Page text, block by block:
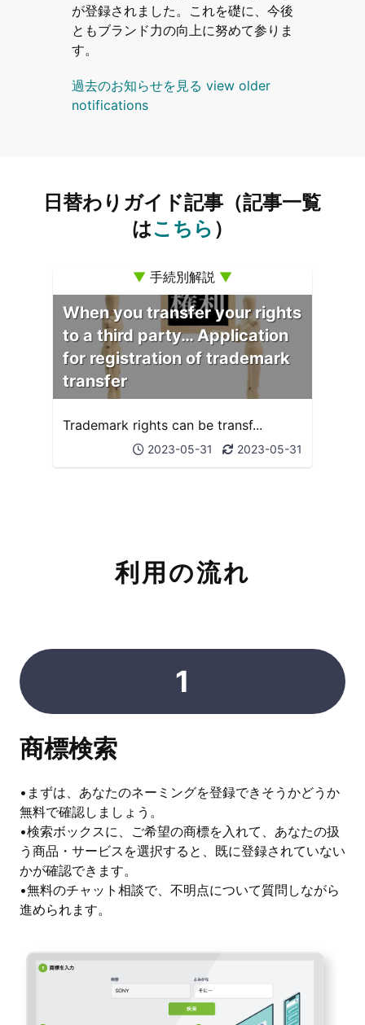
が登録されました。これを礎に、今後
ともブランド力の向上に努めて参りま
す。
過去のお知らせを見る view older
notifications
日替わりガイド記事（記事一覧
はこちら ）
▼ 手続別解説 ▼
When you transfer your rights
to a third party… Application
for registration of trademark
transfer
Trademark rights can be transf...
2023-05-31 2023-05-31
利用の流れ
1
商標検索
•まずは、あなたのネーミングを登録できそうかどうか
無料で確認しましょう。
•検索ボックスに、ご希望の商標を入れて、あなたの扱
う商品・サービスを選択すると、既に登録されていない
かが確認できます。
•無料のチャット相談で、不明点について質問しながら
進められます。